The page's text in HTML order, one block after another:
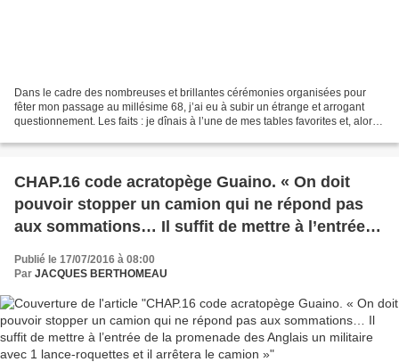
Dans le cadre des nombreuses et brillantes cérémonies organisées pour
fêter mon passage au millésime 68, j’ai eu à subir un étrange et arrogant
questionnement. Les faits : je dînais à l’une de mes tables favorites et, alors
CHAP.16 code acratopège Guaino. « On doit
pouvoir stopper un camion qui ne répond pas
aux sommations… Il suffit de mettre à l’entrée
de la promenade des Anglais un militaire avec 1
lance-roquettes et il arrêtera le camion »
Publié le 17/07/2016 à 08:00
Par JACQUES BERTHOMEAU